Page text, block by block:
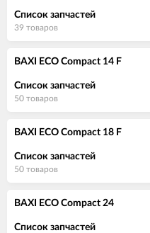
Список запчастей
39 товаров
BAXI ECO Compact 14 F
Список запчастей
50 товаров
BAXI ECO Compact 18 F
Список запчастей
50 товаров
BAXI ECO Compact 24
Список запчастей